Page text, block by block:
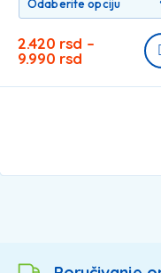
2.420 rsd –
9.990 rsd